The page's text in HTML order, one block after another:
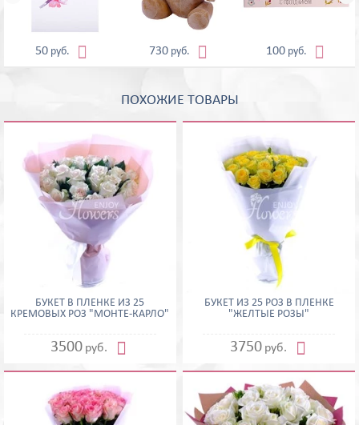
50 руб.  730 руб.  100 руб. 
ПОХОЖИЕ ТОВАРЫ
БУКЕТ В ПЛЕНКЕ ИЗ 25
КРЕМОВЫХ РОЗ "МОНТЕ-КАРЛО"
3500 руб. 
БУКЕТ ИЗ 25 РОЗ В ПЛЕНКЕ
"ЖЕЛТЫЕ РОЗЫ"
3750 руб. 